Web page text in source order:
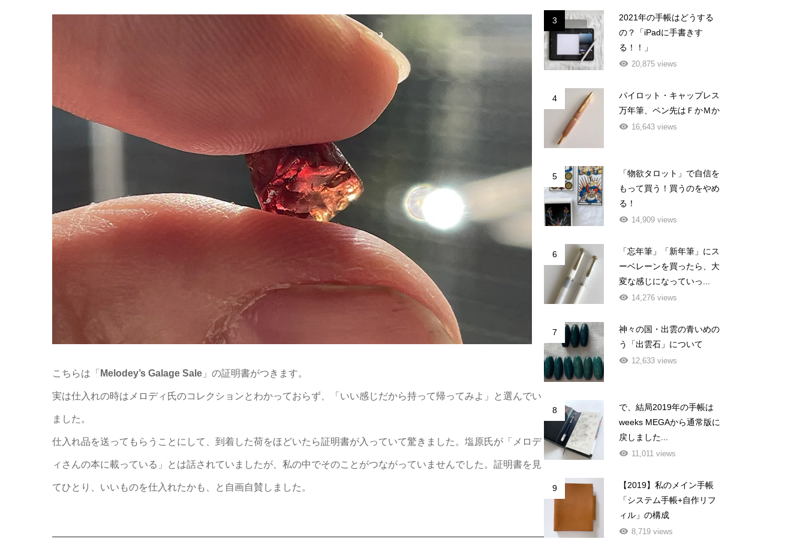
こちらは「 Melodey’s Galage Sale 」の証明書がつきます。
実は仕入れの時はメロディ氏のコレクションとわかっておらず、「いい感じだから持って帰ってみよ」と選んでい
ました。
仕入れ品を送ってもらうことにして、到着した荷をほどいたら証明書が入っていて驚きました。塩原氏が「メロデ
ィさんの本に載っている」とは話されていましたが、私の中でそのことがつながっていませんでした。証明書を見
てひとり、いいものを仕入れたかも、と自画自賛しました。
3
2021年の手帳はどうする
の？「iPadに手書きす
る！！」
20,875 views
4
パイロット・キャップレス
万年筆、ペン先はＦかＭか
16,643 views
5
「物欲タロット」で自信を
もって買う！買うのをやめ
る！
14,909 views
6
「忘年筆」「新年筆」にス
ーベレーンを買ったら、大
変な感じになっていっ...
14,276 views
7
神々の国・出雲の青いめの
う「出雲石」について
12,633 views
8
で、結局2019年の手帳は
weeks MEGAから通常版に
戻しました...
11,011 views
9
【2019】私のメイン手帳
「システム手帳+自作リフ
ィル」の構成
8,719 views